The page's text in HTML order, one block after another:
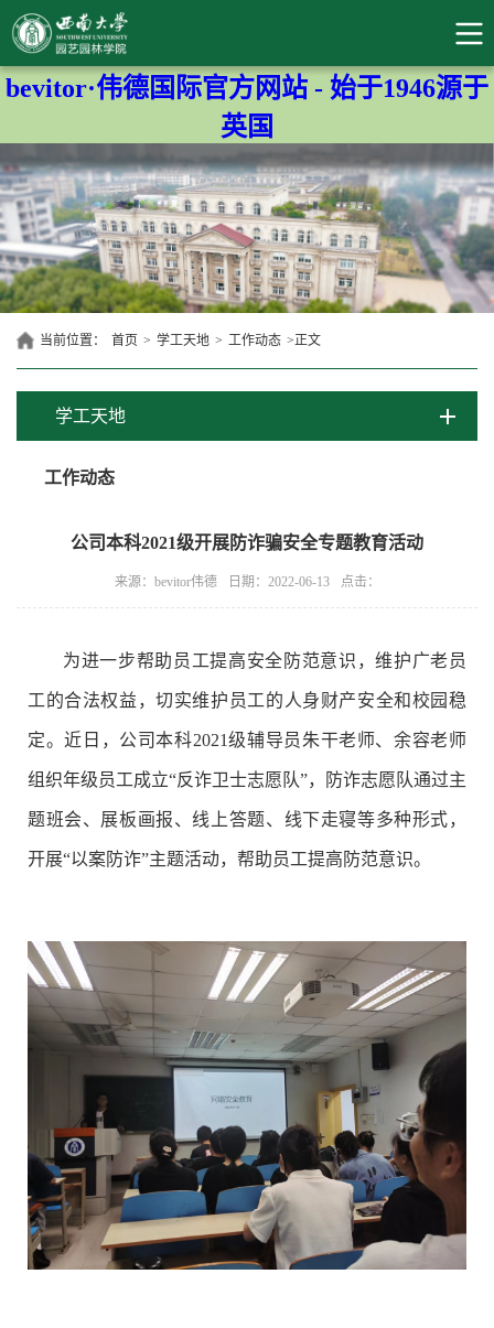
bevitor·伟德国际官方网站 - 始于1946源于
英国
当前位置： 首页 > 学工天地 > 工作动态 >正文
学工天地
工作动态
公司本科2021级开展防诈骗安全专题教育活动
来源：bevitor伟德 日期：2022-06-13 点击：
为进一步帮助员工提高安全防范意识，维护广老员
工的合法权益，切实维护员工的人身财产安全和校园稳
定。近日，公司本科2021级辅导员朱干老师、余容老师
组织年级员工成立“反诈卫士志愿队”，防诈志愿队通过主
题班会、展板画报、线上答题、线下走寝等多种形式，
开展“以案防诈”主题活动，帮助员工提高防范意识。